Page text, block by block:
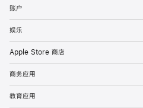
账户
娱乐
Apple Store 商店
商务应用
教育应用